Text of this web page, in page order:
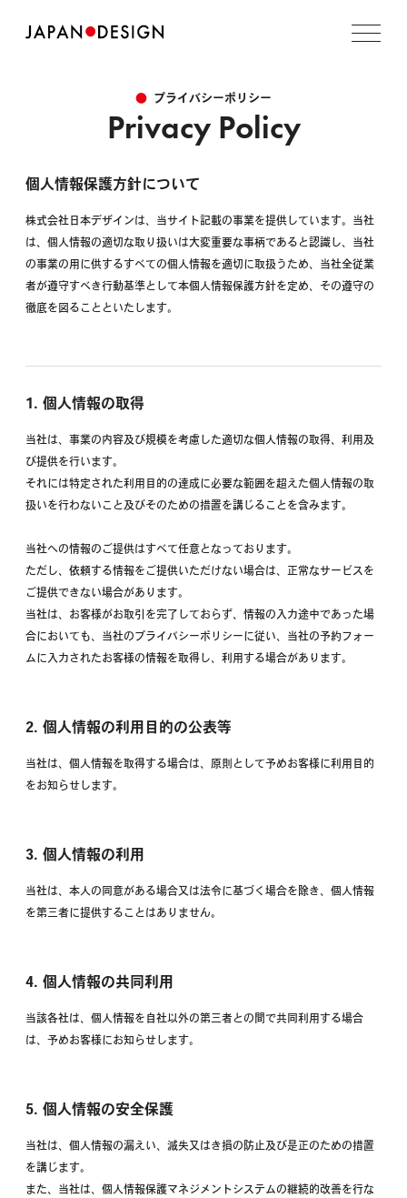
プライバシーポリシー
Privacy Policy
個人情報保護方針について
株式会社日本デザインは、当サイト記載の事業を提供しています。当社
は、個人情報の適切な取り扱いは大変重要な事柄であると認識し、当社
の事業の用に供するすべての個人情報を適切に取扱うため、当社全従業
者が遵守すべき行動基準として本個人情報保護方針を定め、その遵守の
徹底を図ることといたします。
1. 個人情報の取得
当社は、事業の内容及び規模を考慮した適切な個人情報の取得、利用及
び提供を行います。
それには特定された利用目的の達成に必要な範囲を超えた個人情報の取
扱いを行わないこと及びそのための措置を講じることを含みます。
当社への情報のご提供はすべて任意となっております。
ただし、依頼する情報をご提供いただけない場合は、正常なサービスを
ご提供できない場合があります。
当社は、お客様がお取引を完了しておらず、情報の入力途中であった場
合においても、当社のプライバシーポリシーに従い、当社の予約フォー
ムに入力されたお客様の情報を取得し、利用する場合があります。
2. 個人情報の利用目的の公表等
当社は、個人情報を取得する場合は、原則として予めお客様に利用目的
をお知らせします。
3. 個人情報の利用
当社は、本人の同意がある場合又は法令に基づく場合を除き、個人情報
を第三者に提供することはありません。
4. 個人情報の共同利用
当該各社は、個人情報を自社以外の第三者との間で共同利用する場合
は、予めお客様にお知らせします。
5. 個人情報の安全保護
当社は、個人情報の漏えい、滅失又はき損の防止及び是正のための措置
を講じます。
また、当社は、個人情報保護マネジメントシステムの継続的改善を行な